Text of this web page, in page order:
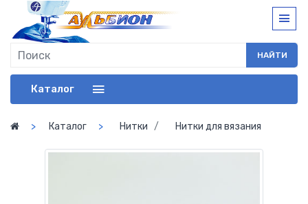
НАЙТИ
Каталог
Каталог Нитки Нитки для вязания